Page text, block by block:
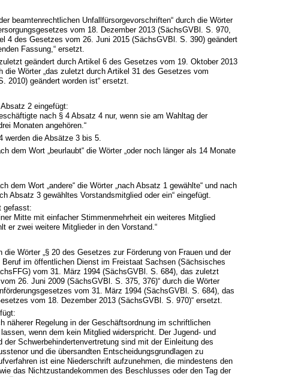
beamtenrechtlichen Unfallfürsorgevorschriften“ durch die Wörter
vom 18. Dezember 2013 (SächsGVBl. S. 970,
4 des Gesetzes vom 26. Juni 2015 (SächsGVBl. S. 390) geändert
Fassung,“ ersetzt.
geändert durch Artikel 6 des Gesetzes vom 19. Oktober 2013
die Wörter „das zuletzt durch Artikel 31 des Gesetzes vom
2010) geändert worden ist“ ersetzt.
2 eingefügt:
nach § 4 Absatz 4 nur, wenn sie am Wahltag der
Monaten angehören.“
werden die Absätze 3 bis 5.
dem Wort „beurlaubt“ die Wörter „oder noch länger als 14 Monate
dem Wort „andere“ die Wörter „nach Absatz 1 gewählte“ und nach
Absatz 3 gewähltes Vorstandsmitglied oder ein“ eingefügt.
gefasst:
Mitte mit einfacher Stimmenmehrheit ein weiteres Mitglied
er zwei weitere Mitglieder in den Vorstand.“
die Wörter „§ 20 des Gesetzes zur Förderung von Frauen und der
im öffentlichen Dienst im Freistaat Sachsen (Sächsisches
vom 31. März 1994 (SächsGVBl. S. 684), das zuletzt
26. Juni 2009 (SächsGVBl. S. 375, 376)“ durch die Wörter
vom 31. März 1994 (SächsGVBl. S. 684), das
vom 18. Dezember 2013 (SächsGVBl. S. 970)“ ersetzt.
näherer Regelung in der Geschäftsordnung im schriftlichen
wenn dem kein Mitglied widerspricht. Der Jugend- und
der Schwerbehindertenvertretung sind mit der Einleitung des
und die übersandten Entscheidungsgrundlagen zu
ist eine Niederschrift aufzunehmen, die mindestens den
das Nichtzustandekommen des Beschlusses oder den Tag der